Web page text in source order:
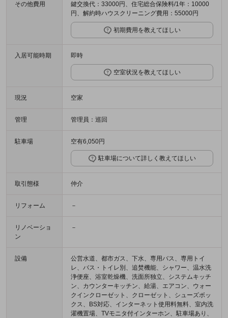
その他費用
鍵交換代：33000円、住宅総合保険料/1年：10000
円、解約時ハウスクリーニング費用：55000円
初期費用を教えてほしい
入居可能時期 即時
空室状況を教えてほしい
現況 空家
管理 管理員：巡回
駐車場 空有6,050円
駐車場について詳しく教えてほしい
取引態様 仲介
リフォーム －
リノベーショ
ン
－
設備
公営水道、都市ガス、下水、専用バス、専用トイ
レ、バス・トイレ別、追焚機能、シャワー、温水洗
浄便座、浴室乾燥機、洗面所独立、システムキッチ
ン、カウンターキッチン、給湯、エアコン、ウォー
クインクローゼット、クローゼット、シューズボッ
クス、BS対応、インターネット使用料無料、室内洗
濯機置場、TVモニタ付インターホン、駐車場あり、